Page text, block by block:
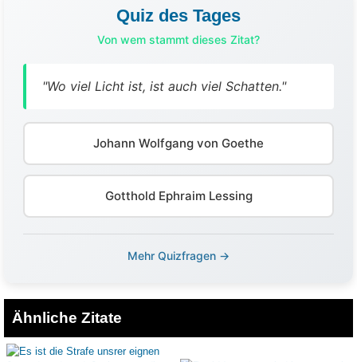
Quiz des Tages
Von wem stammt dieses Zitat?
"Wo viel Licht ist, ist auch viel Schatten."
Johann Wolfgang von Goethe
Gotthold Ephraim Lessing
Mehr Quizfragen →
Ähnliche Zitate